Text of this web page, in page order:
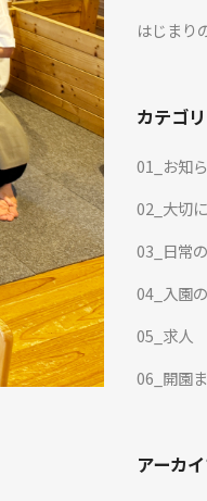
はじまり
カテゴ
01_お知
02_大切
03_日常
04_入園
05_求人
06_開園
アーカ